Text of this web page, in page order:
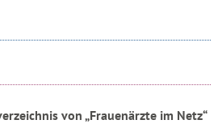
von „Frauenärzte im Netz“